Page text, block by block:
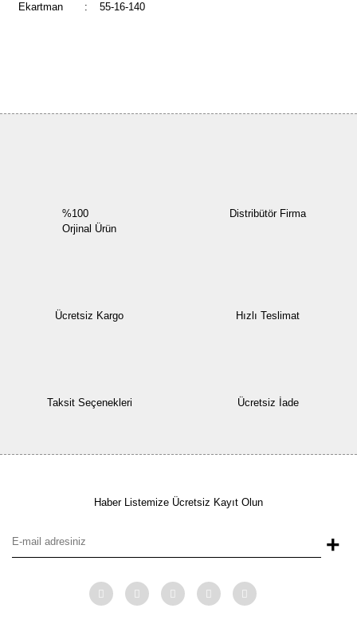
Ekartman : 55-16-140
%100
Orjinal Ürün
Distribütör Firma
Ücretsiz Kargo Hızlı Teslimat
Taksit Seçenekleri Ücretsiz İade
Haber Listemize Ücretsiz Kayıt Olun
+